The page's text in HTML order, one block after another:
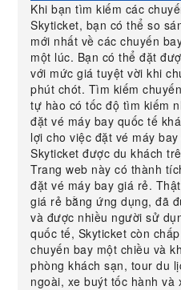
Khi bạn tìm kiếm các
Skyticket, bạn có thể so
mới nhất về các chuyến
một lúc. Bạn có thể đặt
với mức giá tuyệt vời khi
phút chót. Tìm kiếm
tự hào có tốc độ tìm kiếm
đặt vé máy bay quốc tế
lợi cho việc đặt vé máy
Skyticket được du khách
Trang web này có thành
đặt vé máy bay giá rẻ.
giá rẻ bằng ứng dụng, đã
và được nhiều người sử
quốc tế, Skyticket còn
chuyến bay một chiều và
phòng khách sạn, tour du
ngoài, xe buýt tốc hành và